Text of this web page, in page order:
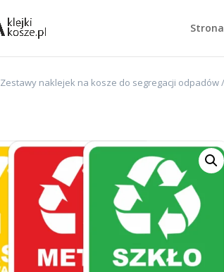
Zestawy naklejek na kosze do segregacji odpadów